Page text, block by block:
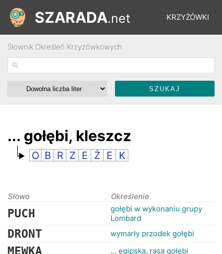
KRZYŻÓWKI
ŁAMIGŁÓWKI
SZARADA.net
Słownik Określeń Krzyżówkowych
... gołębi, kleszcz
O B R Z E Ż E K
Słowo Określenie
PUCH
gołębi w wykonaniu grupy
Lombard
DRONT wymarły przodek gołębi
MEWKA ... egipska, rasa gołębi